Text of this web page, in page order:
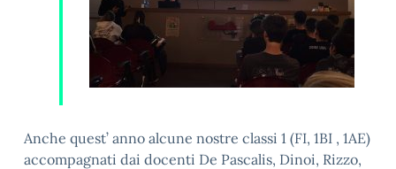
Anche quest’ anno alcune nostre classi 1 (FI, 1BI , 1AE)
accompagnati dai docenti De Pascalis, Dinoi, Rizzo,